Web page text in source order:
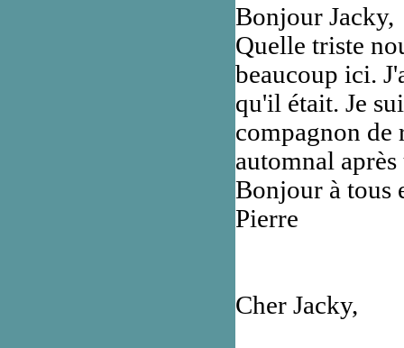
Bonjour Jacky,
Quelle triste
beaucoup ici.
qu'il était. Je
compagnon de
automnal
Bonjour à tous
Pierre
Cher Jacky,